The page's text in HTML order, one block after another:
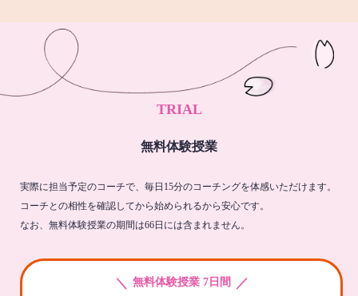
TRIAL
無料体験授業
実際に担当予定のコーチで、毎日15分のコーチングを体感いただけます。
コーチとの相性を確認してから始められるから安心です。
なお、無料体験授業の期間は66日には含まれません。
＼ 無料体験授業 7日間 ／